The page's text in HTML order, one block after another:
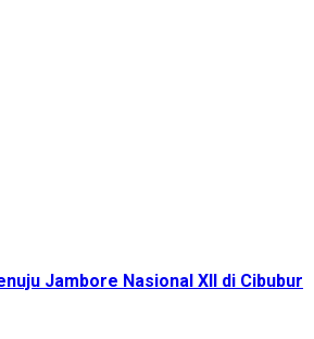
Jambore Nasional XII di Cibubur